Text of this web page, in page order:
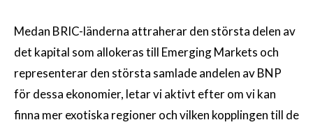
Medan BRIC-länderna attraherar den största delen av
det kapital som allokeras till Emerging Markets och
representerar den största samlade andelen av BNP
för dessa ekonomier, letar vi aktivt efter om vi kan
finna mer exotiska regioner och vilken kopplingen till de